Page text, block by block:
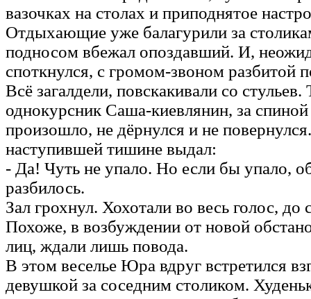
вазочках на столах и приподнятое
Отдыхающие уже балагурили за
подносом вбежал опоздавший. И,
споткнулся, с громом-звоном разбитой
Всё загалдели, повскакивали со стульев.
однокурсник Саша-киевлянин, за спиной
произошло, не дёрнулся и не
наступившей тишине выдал:
- Да! Чуть не упало. Но если бы упало,
разбилось.
Зал грохнул. Хохотали во весь голос, до
Похоже, в возбуждении от новой
лиц, ждали лишь повода.
В этом веселье Юра вдруг встретился
девушкой за соседним столиком.